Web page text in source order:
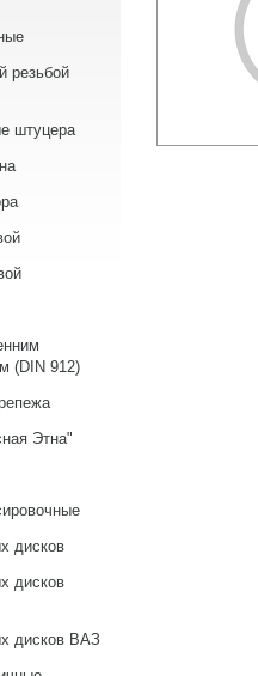
резьбой
штуцера
(DIN 912)
Этна"
дисков
дисков
дисков ВАЗ